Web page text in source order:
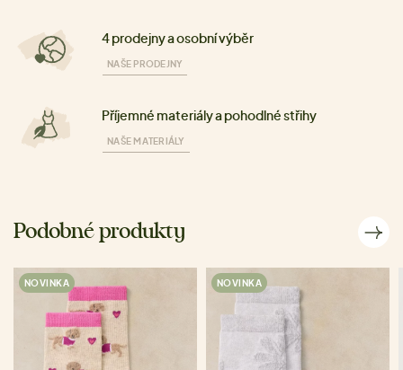
4 prodejny a osobní výběr
NAŠE PRODEJNY
Příjemné materiály a pohodlné střihy
NAŠE MATERIÁLY
Podobné produkty
NOVINKA NOVINKA